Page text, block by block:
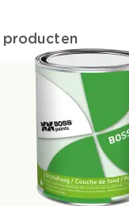
producten